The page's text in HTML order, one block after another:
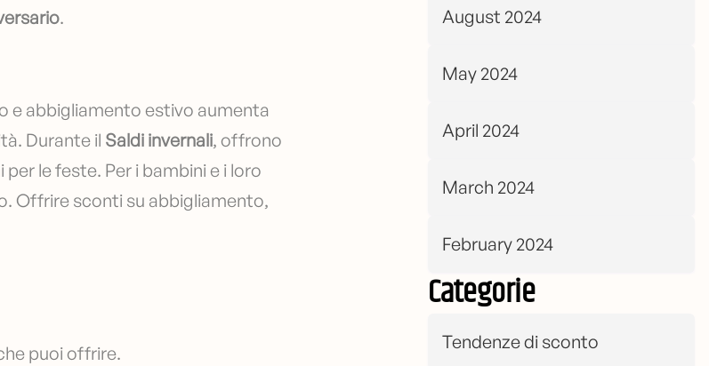
August 2024
May 2024
April 2024
March 2024
February 2024
Categorie
Tendenze di sconto
.
e abbigliamento estivo aumenta
Durante il Saldi invernali, offrono
le feste. Per i bambini e i loro
Offrire sconti su abbigliamento,
puoi offrire.